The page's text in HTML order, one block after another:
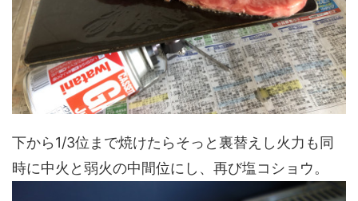
下から1/3位まで焼けたらそっと裏替えし火力も同
時に中火と弱火の中間位にし、再び塩コショウ。